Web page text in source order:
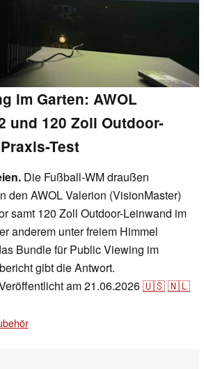
im Garten: AWOL
und 120 Zoll Outdoor-
Test
Die Fußball-WM draußen
den AWOL Valerion (VisionMaster)
samt 120 Zoll Outdoor-Leinwand im
anderem unter freiem Himmel
Bundle für Public Viewing im
gibt die Antwort.
am21.06.2026🇺🇸🇳🇱